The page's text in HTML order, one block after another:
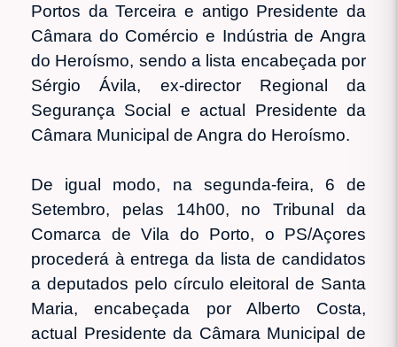
Portos da Terceira e antigo Presidente da
Câmara do Comércio e Indústria de Angra
do Heroísmo, sendo a lista encabeçada por
Sérgio Ávila, ex-director Regional da
Segurança Social e actual Presidente da
Câmara Municipal de Angra do Heroísmo.
De igual modo, na segunda-feira, 6 de
Setembro, pelas 14h00, no Tribunal da
Comarca de Vila do Porto, o PS/Açores
procederá à entrega da lista de candidatos
a deputados pelo círculo eleitoral de Santa
Maria, encabeçada por Alberto Costa,
actual Presidente da Câmara Municipal de